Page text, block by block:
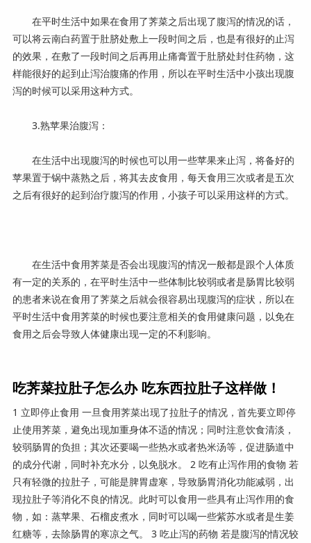
在平时生活中如果在食用了荠菜之后出现了腹泻的情况的话，
可以将云南白药置于肚脐处敷上一段时间之后，也是有很好的止泻
的效果，在敷了一段时间之后再用止痛膏置于肚脐处封住药物，这
样能很好的起到止泻治腹痛的作用，所以在平时生活中小孩出现腹
泻的时候可以采用这种方式。
3.熟苹果治腹泻：
在生活中出现腹泻的时候也可以用一些苹果来止泻，将备好的
苹果置于锅中蒸熟之后，将其去皮食用，每天食用三次或者是五次
之后有很好的起到治疗腹泻的作用，小孩子可以采用这样的方式。
在生活中食用荠菜是否会出现腹泻的情况一般都是跟个人体质
有一定的关系的，在平时生活中一些体制比较弱或者是肠胃比较弱
的患者来说在食用了荠菜之后就会很容易出现腹泻的症状，所以在
平时生活中食用荠菜的时候也要注意相关的食用健康问题，以免在
食用之后会导致人体健康出现一定的不利影响。
吃荠菜拉肚子怎么办 吃东西拉肚子这样做！
1 立即停止食用 一旦食用荠菜出现了拉肚子的情况，首先要立即停
止使用荠菜，避免出现加重身体不适的情况；同时注意饮食清淡，
较弱肠胃的负担；其次还要喝一些热水或者热米汤等，促进肠道中
的成分代谢，同时补充水分，以免脱水。 2 吃有止泻作用的食物 若
只有轻微的拉肚子，可能是脾胃虚寒，导致肠胃消化功能减弱，出
现拉肚子等消化不良的情况。此时可以食用一些具有止泻作用的食
物，如：蒸苹果、石榴皮煮水，同时可以喝一些紫苏水或者是生姜
红糖等，去除肠胃的寒凉之气。 3 吃止泻的药物 若是腹泻的情况较